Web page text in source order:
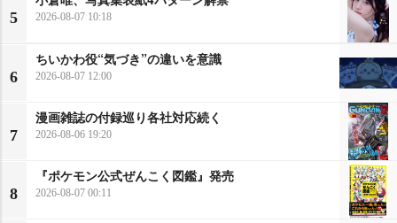
5 2026-08-07 10:18
6
ちいかわ役“気づき”の違いを意識
2026-08-07 12:00
7
漫画雑誌の付録巡り各社対応続く
2026-08-06 19:20
8
『ポケモン公式ぜんこく図鑑』発売
2026-08-07 00:11